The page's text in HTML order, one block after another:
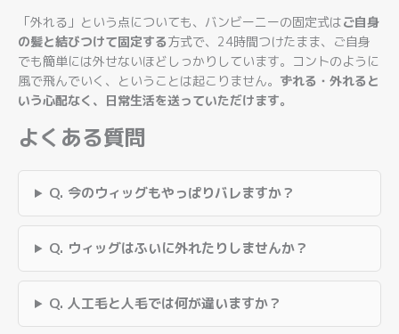
「外れる」という点についても、バンビーニーの固定式はご自身
の髪と結びつけて固定する方式で、24時間つけたまま、ご自身
でも簡単には外せないほどしっかりしています。コントのように
風で飛んでいく、ということは起こりません。 ずれる・外れると
いう心配なく、日常生活を送っていただけます。
よくある質問
Q. 今のウィッグもやっぱりバレますか？
Q. ウィッグはふいに外れたりしませんか？
Q. 人工毛と人毛では何が違いますか？